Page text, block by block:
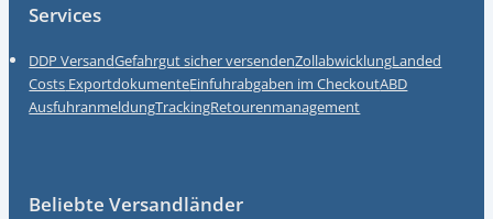
Services
DDP VersandGefahrgut sicher versendenZollabwicklungLanded
Costs ExportdokumenteEinfuhrabgaben im CheckoutABD
AusfuhranmeldungTrackingRetourenmanagement
Beliebte Versandländer